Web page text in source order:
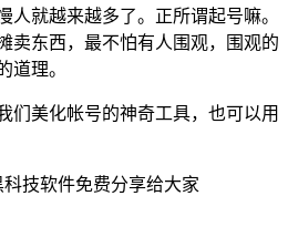
人就越来越多了。正所谓起号嘛。
卖东西，最不怕有人围观，围观的
道理。
们美化帐号的神奇工具，也可以用
技软件免费分享给大家